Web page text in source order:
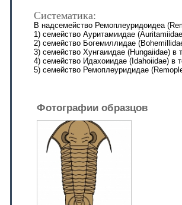
Систематика:
В надсемейство Ремоплеуридоидеа
1) семейство Ауритамиидае
2) семейство Богемиллидае
3) семейство Хунгаиидае (Hungaiidae)
4) семейство Идахоиидае (Idahoiidae) в
5) семейство Ремоплеуридидае
Фотографии образцов